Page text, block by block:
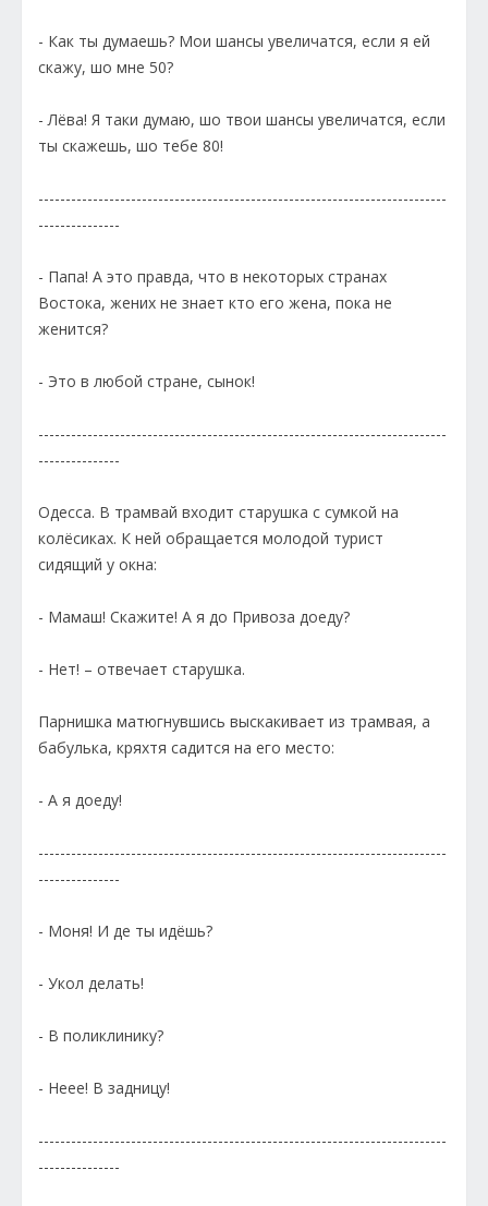
- Как ты думаешь? Мои шансы увеличатся, если я ей
скажу, шо мне 50?
- Лёва! Я таки думаю, шо твои шансы увеличатся, если
ты скажешь, шо тебе 80!
---------------------------------------------------------------------------
---------------
- Папа! А это правда, что в некоторых странах
Востока, жених не знает кто его жена, пока не
женится?
- Это в любой стране, сынок!
---------------------------------------------------------------------------
---------------
Одесса. В трамвай входит старушка с сумкой на
колёсиках. К ней обращается молодой турист
сидящий у окна:
- Мамаш! Скажите! А я до Привоза доеду?
- Нет! – отвечает старушка.
Парнишка матюгнувшись выскакивает из трамвая, а
бабулька, кряхтя садится на его место:
- А я доеду!
---------------------------------------------------------------------------
---------------
- Моня! И де ты идёшь?
- Укол делать!
- В поликлинику?
- Неее! В задницу!
---------------------------------------------------------------------------
---------------